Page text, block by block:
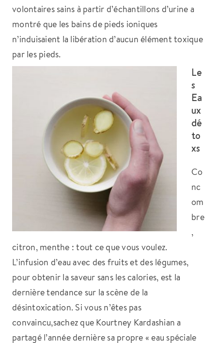
volontaires sains à partir d’échantillons d’urine a
montré que les bains de pieds ioniques
n’induisaient la libération d’aucun élément toxique
par les pieds.
Le
s
Ea
ux
dé
to
xs
Co
nc
om
bre
,
citron, menthe : tout ce que vous voulez.
L’infusion d’eau avec des fruits et des légumes,
pour obtenir la saveur sans les calories, est la
dernière tendance sur la scène de la
désintoxication. Si vous n’êtes pas
convaincu,sachez que Kourtney Kardashian a
partagé l’année dernière sa propre « eau spéciale